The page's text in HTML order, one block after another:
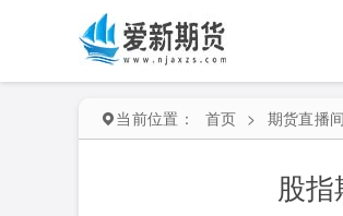
当前位置： 首页 > 期货直播间
股